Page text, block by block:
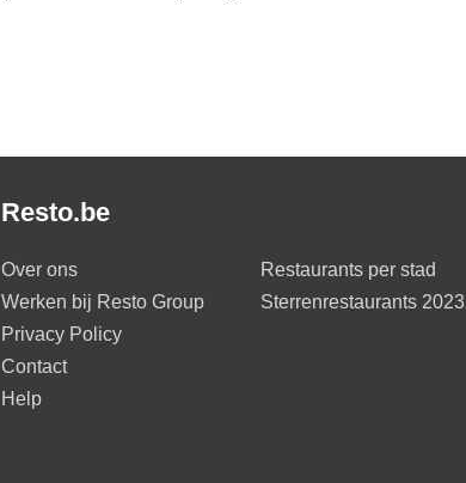
Resto.be
Over ons
Werken bij Resto Group
Privacy Policy
Contact
Help
Restaurants per stad
Sterrenrestaurants 2023